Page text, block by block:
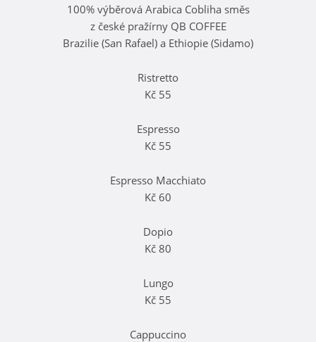
100% výběrová Arabica Cobliha směs
z české pražírny QB COFFEE
Brazilie (San Rafael) a Ethiopie (Sidamo)
Ristretto
Kč 55
Espresso
Kč 55
Espresso Macchiato
Kč 60
Dopio
Kč 80
Lungo
Kč 55
Cappuccino